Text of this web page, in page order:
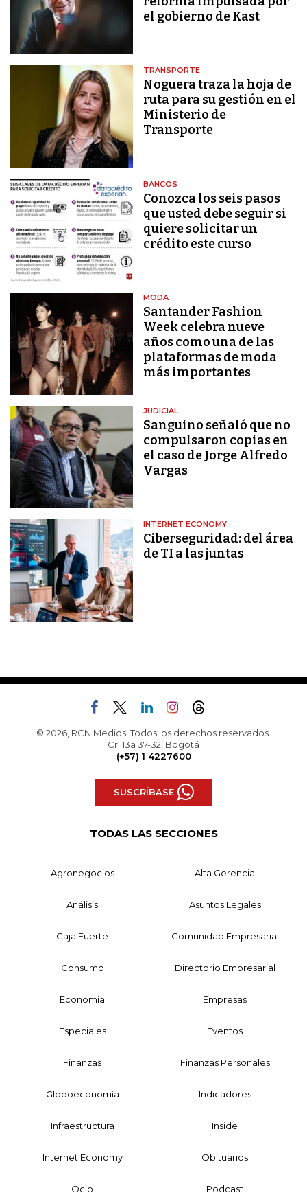
el gobierno de Kast
TRANSPORTE
Noguera traza la hoja de
ruta para su gestión en el
Ministerio de
Transporte
BANCOS
Conozca los seis pasos
que usted debe seguir si
quiere solicitar un
crédito este curso
MODA
Santander Fashion
Week celebra nueve
años como una de las
plataformas de moda
más importantes
JUDICIAL
Sanguino señaló que no
compulsaron copias en
el caso de Jorge Alfredo
Vargas
INTERNET ECONOMY
Ciberseguridad: del área
de TI a las juntas
© 2026, RCN Medios. Todos los derechos reservados.
Cr. 13a 37-32, Bogotá
(+57) 1 4227600
SUSCRÍBASE
TODAS LAS SECCIONES
Agronegocios Alta Gerencia
Análisis Asuntos Legales
Caja Fuerte Comunidad Empresarial
Consumo Directorio Empresarial
Economía Empresas
Especiales Eventos
Finanzas Finanzas Personales
Globoeconomía Indicadores
Infraestructura Inside
Internet Economy Obituarios
Ocio Podcast